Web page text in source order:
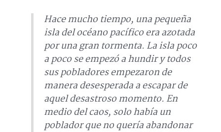
Hace mucho tiempo, una pequeña
isla del océano pacífico era azotada
por una gran tormenta. La isla poco
a poco se empezó a hundir y todos
sus pobladores empezaron de
manera desesperada a escapar de
aquel desastroso momento. En
medio del caos, solo había un
poblador que no quería abandonar